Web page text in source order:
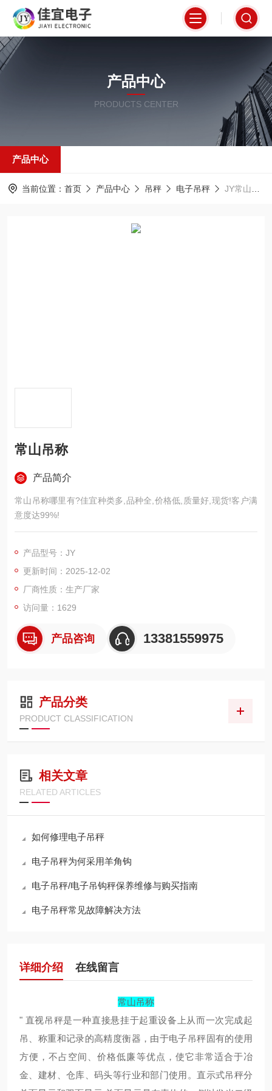
产品中心
PRODUCTS CENTER
产品中心
当前位置： 首页 产品中心 吊秤 电子吊秤 JY常山吊称
常山吊称
产品简介
常山吊称哪里有?佳宜种类多,品种全,价格低,质量好,现货!客户满
意度达99%!
产品型号：JY
更新时间：2025-12-02
厂商性质：生产厂家
访问量：1629
产品咨询 13381559975
产品分类
PRODUCT CLASSIFICATION
相关文章
RELATED ARTICLES
如何修理电子吊秤
电子吊秤为何采用羊角钩
电子吊秤/电子吊钩秤保养维修与购买指南
电子吊秤常见故障解决方法
详细介绍 在线留言
常山吊称
" 直视吊秤是一种直接悬挂于起重设备上从而一次完成起
吊、称重和记录的高精度衡器，由于电子吊秤固有的使用
方便，不占空间、价格低廉等优点，使它非常适合于冶
金、建材、仓库、码头等行业和部门使用。直示式吊秤分